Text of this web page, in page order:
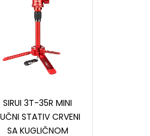
SIRUI 3T-35R MINI
STATIV CRVENI
SA KUGLIČNOM